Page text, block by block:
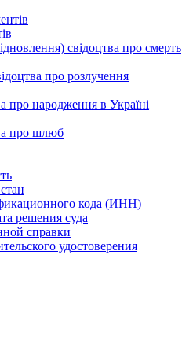
свідоцтва про смерть
про розлучення
про народження в Україні
про шлюб
кода (ИНН)
решения суда
справки
удостоверения